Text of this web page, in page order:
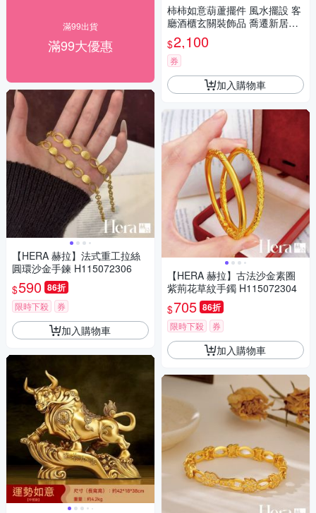
滿99出貨
滿99大優惠
【HERA 赫拉】法式重工拉絲
圓環沙金手鍊 H115072306
$590 86折
限時下殺 券
加入購物車
柿柿如意葫蘆擺件 風水擺設 客
廳酒櫃玄關裝飾品 喬遷新居開
業禮物
$2,100
券
加入購物車
【HERA 赫拉】古法沙金素圈
紫荊花草紋手鐲 H115072304
$705 86折
限時下殺 券
加入購物車